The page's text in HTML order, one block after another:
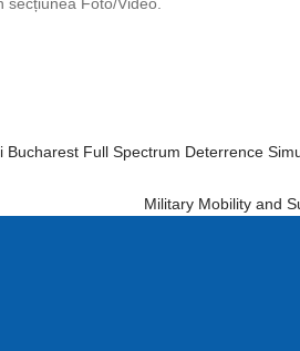
secțiunea Foto/Video.
Full Spectrum Deterrence
Military Mobility and